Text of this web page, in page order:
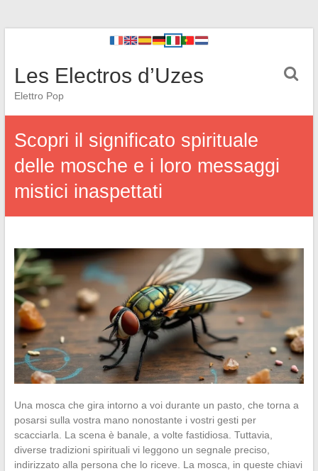
Les Electros d’Uzes
Elettro Pop
Scopri il significato spirituale
delle mosche e i loro messaggi
mistici inaspettati
Una mosca che gira intorno a voi durante un pasto, che torna a
posarsi sulla vostra mano nonostante i vostri gesti per
scacciarla. La scena è banale, a volte fastidiosa. Tuttavia,
diverse tradizioni spirituali vi leggono un segnale preciso,
indirizzato alla persona che lo riceve. La mosca, in queste chiavi